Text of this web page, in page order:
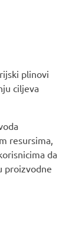
plinovi
ciljeva
resursima,
da
proizvodne